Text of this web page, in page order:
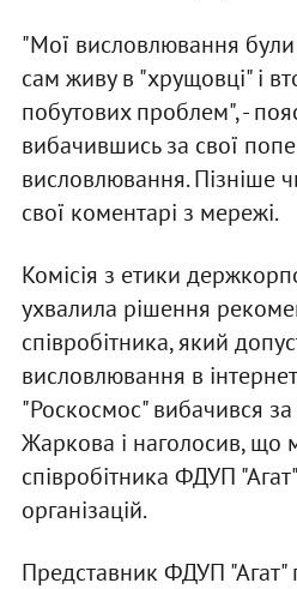
"Мої висловлювання були
сам живу в "хрущовці" і
побутових проблем", -
вибачившись за свої
висловлювання. Пізніше
свої коментарі з мережі.
Комісія з етики
ухвалила рішення
співробітника, який
висловлювання в
"Роскосмос" вибачився
Жаркова і наголосив, що
співробітника ФДУП "Агат"
організацій.
Представник ФДУП